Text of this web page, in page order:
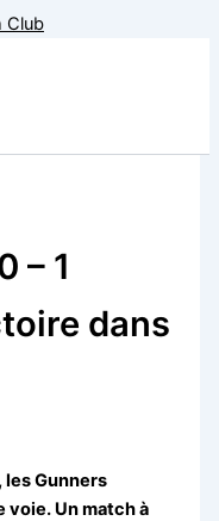
– 1
dans
Gunners
voie. Un match à